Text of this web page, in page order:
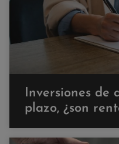
Inversiones de
plazo, ¿son